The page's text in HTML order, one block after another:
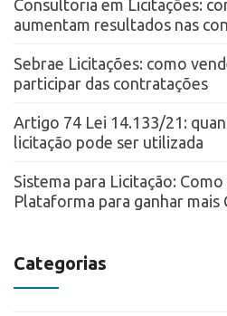
Consultoria em Licitações:
aumentam resultados nas
Sebrae Licitações: como
participar das contratações
Artigo 74 Lei 14.133/21:
licitação pode ser utilizada
Sistema para Licitação:
Plataforma para ganhar
Categorias